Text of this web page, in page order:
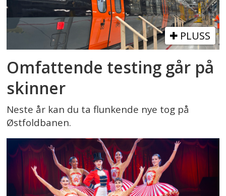
PLUSS
Omfattende testing går på
skinner
Neste år kan du ta flunkende nye tog på
Østfoldbanen.